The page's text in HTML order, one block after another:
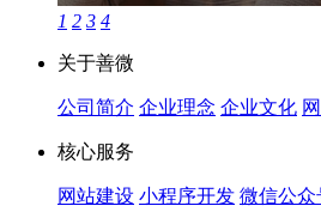
1 2 3 4
关于善微
公司简介 企业理念 企业文化
核心服务
网站建设 小程序开发 微信公众